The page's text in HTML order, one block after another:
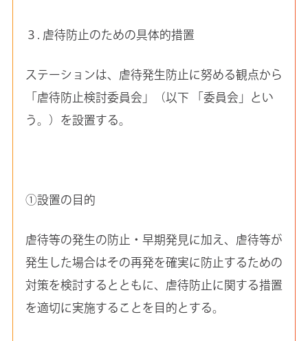
３. 虐待防止のための具体的措置
ステーションは、虐待発生防止に努める観点から
「虐待防止検討委員会」（以下 「委員会」とい
う。）を設置する。
①設置の目的
虐待等の発生の防止・早期発見に加え、虐待等が
発生した場合はその再発を確実に防止するための
対策を検討するとともに、虐待防止に関する措置
を適切に実施することを目的とする。